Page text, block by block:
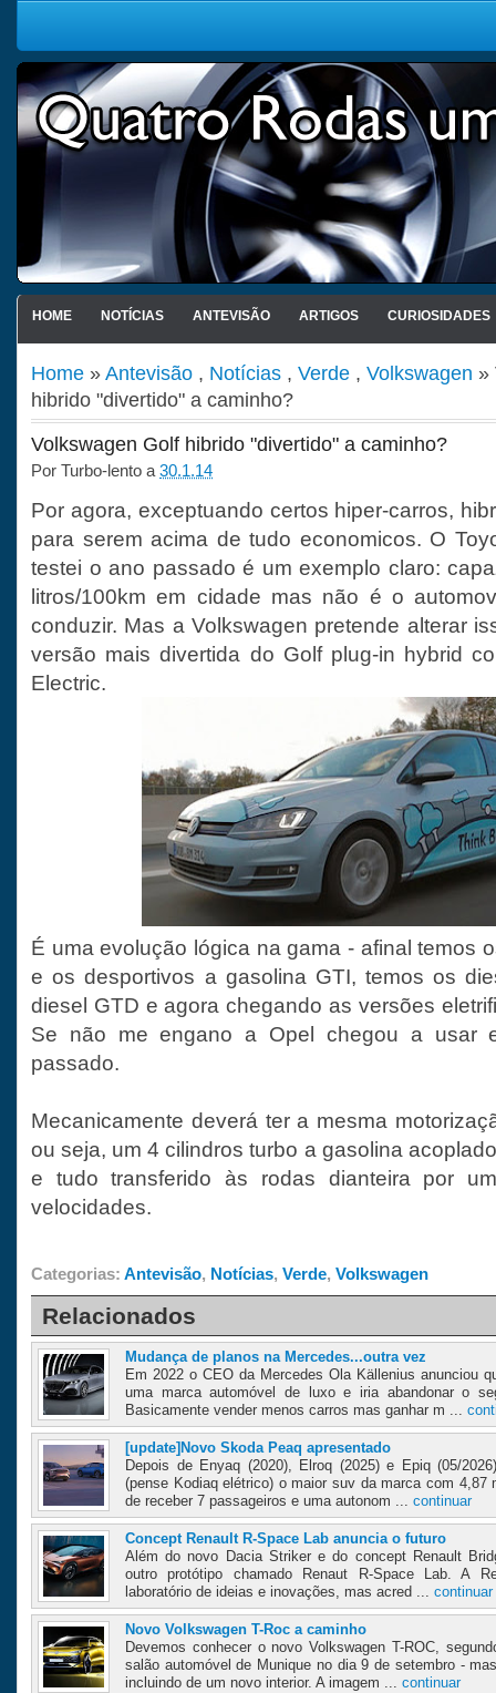
HOME NOTÍCIAS ANTEVISÃO ARTIGOS CURIOSIDADES
Home »Antevisão , Notícias , Verde , Volkswagen »
hibrido "divertido" a caminho?
Volkswagen Golf hibrido "divertido" a caminho?
Por Turbo-lento a 30.1.14
Por agora, exceptuando certos hiper-carros,
para serem acima de tudo economicos. O
testei o ano passado é um exemplo claro:
litros/100km em cidade mas não é o
conduzir. Mas a Volkswagen pretende alterar
versão mais divertida do Golf plug-in hybrid
Electric.
É uma evolução lógica na gama - afinal temos
e os desportivos a gasolina GTI, temos os
diesel GTD e agora chegando as versões
Se não me engano a Opel chegou a usar
passado.
Mecanicamente deverá ter a mesma
ou seja, um 4 cilindros turbo a gasolina
e tudo transferido às rodas dianteira por
velocidades.
Categorias: Antevisão, Notícias, Verde, Volkswagen
Relacionados
Mudança de planos na Mercedes...outra vez
Em 2022 o CEO da Mercedes Ola Källenius anunciou
uma marca automóvel de luxo e iria abandonar o
Basicamente vender menos carros mas ganhar m ...
[update]Novo Skoda Peaq apresentado
Depois de Enyaq (2020), Elroq (2025) e Epiq (05/
(pense Kodiaq elétrico) o maior suv da marca com 4,87
de receber 7 passageiros e uma autonom ... continuar
Concept Renault R-Space Lab anuncia o futuro
Além do novo Dacia Striker e do concept Renault
outro protótipo chamado Renaut R-Space Lab. A
laboratório de ideias e inovações, mas acred ... continuar
Novo Volkswagen T-Roc a caminho
Devemos conhecer o novo Volkswagen T-ROC,
salão automóvel de Munique no dia 9 de setembro -
incluindo de um novo interior. A imagem ... continuar